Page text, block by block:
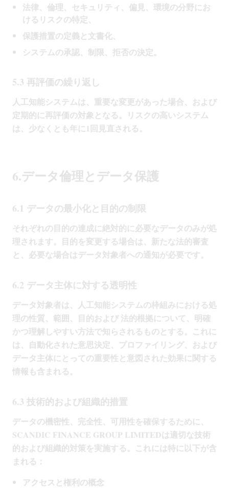
法律、倫理、セキュリティ、偏見、環境の分野にお
けるリスクの特定、
保護措置の定義と文書化、
システムの承認、制限、拒否の決定。
5.3 再評価の繰り返し
人工知能システムは、重要な変更があった場合、および
定期的に再評価の対象となる。リスクの高いシステム
は、少なくとも年に1回見直される。
6.データ倫理とデータ保護
6.1 データの最小化と目的の制限
それぞれの目的の達成に絶対的に必要なデータのみが処
理されます。目的を変更する場合は、新たな法的審査
と、必要な場合はデータ対象者への通知が必要です。
6.2 データ主体に対する透明性
データ対象者は、人工知能システムの枠組みにおける処
理の性質、範囲、目的および 法的根拠について、明確
かつ理解しやすい方法で知らされるものとする。これに
は、自動化された意思決定、プロファイリング、および
データ主体にとっての重要性と意図された効果に関する
情報も含まれる。
6.3 技術的および組織的措置
データの機密性、完全性、可用性を確保するために、
SCANDIC FINANCE GROUP LIMITEDは適切な技術
的および組織的対策を実施する。これには特に以下が含
まれる：
アクセスと権利の概念